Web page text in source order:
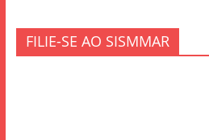
FILIE-SE AO SISMMAR